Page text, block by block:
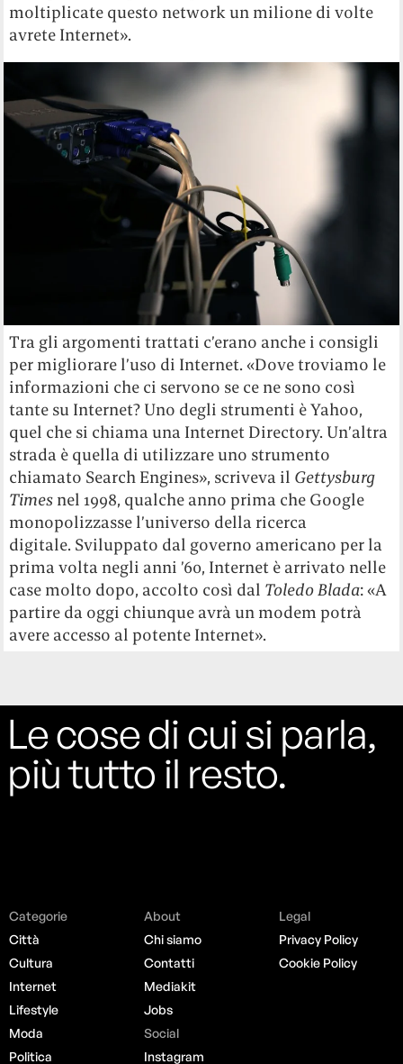
moltiplicate questo network un milione di volte
avrete Internet».
Tra gli argomenti trattati c’erano anche i consigli
per migliorare l’uso di Internet. «Dove troviamo le
informazioni che ci servono se ce ne sono così
tante su Internet? Uno degli strumenti è Yahoo,
quel che si chiama una Internet Directory. Un’altra
strada è quella di utilizzare uno strumento
chiamato Search Engines», scriveva il Gettysburg
Times nel 1998, qualche anno prima che Google
monopolizzasse l’universo della ricerca
digitale. Sviluppato dal governo americano per la
prima volta negli anni ’60, Internet è arrivato nelle
case molto dopo, accolto così dal Toledo Blada: «A
partire da oggi chiunque avrà un modem potrà
avere accesso al potente Internet».
Le cose di cui si parla,
più tutto il resto.
Categorie
Città
Cultura
Internet
Lifestyle
Moda
Politica
About
Chi siamo
Contatti
Mediakit
Jobs
Social
Instagram
Legal
Privacy Policy
Cookie Policy